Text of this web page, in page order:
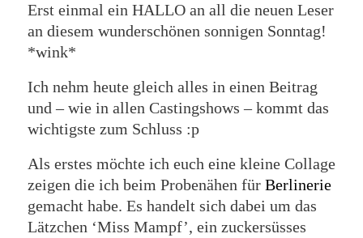
Erst einmal ein HALLO an all die neuen Leser
an diesem wunderschönen sonnigen Sonntag!
*wink*
Ich nehm heute gleich alles in einen Beitrag
und – wie in allen Castingshows – kommt das
wichtigste zum Schluss :p
Als erstes möchte ich euch eine kleine Collage
zeigen die ich beim Probenähen für Berlinerie
gemacht habe. Es handelt sich dabei um das
Lätzchen ‘Miss Mampf’, ein zuckersüsses